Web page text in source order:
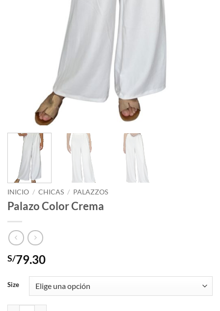
INICIO / CHICAS / PALAZZOS
Palazo Color Crema
S/79.30
Size